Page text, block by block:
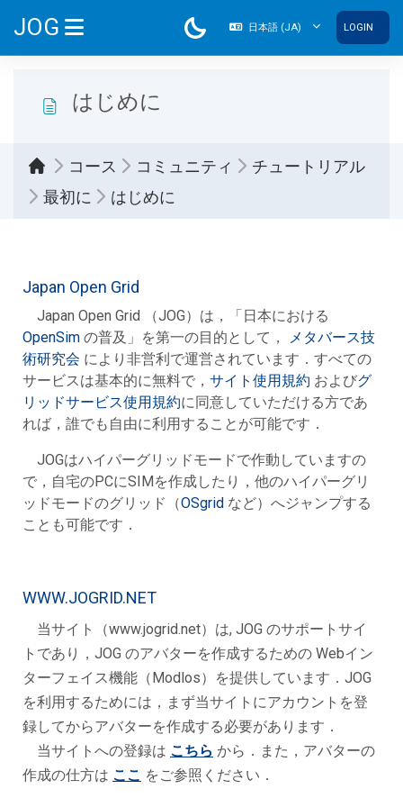
JOG 日本語 ‎(JA)‎ LOGIN
はじめに
コース コミュニティ
チュートリアル
最初に
はじめに
Japan Open Grid
Japan Open Grid （JOG）は，「日本における
OpenSim の普及」を第一の目的として，
メタバース技
術研究会 により非営利で運営されています．すべての
サービスは基本的に無料で， サイト使用規約 およびグ
リッドサービス使用規約に同意していただける方であ
れば，誰でも自由に利用することが可能です．
JOGはハイパーグリッドモードで作動していますの
で，自宅のPCにSIMを作成したり，他のハイパーグリ
ッドモードのグリッド（OSgrid など）へジャンプする
ことも可能です．
WWW.JOGRID.NET
当サイト（www.jogrid.net）は, JOG のサポートサイ
トであり，JOG のアバターを作成するための Webイン
ターフェイス機能（Modlos）を提供しています．JOG
を利用するためには，まず当サイトにアカウントを登
録してからアバターを作成する必要があります．
当サイトへの登録は こちら から．また，アバターの
作成の仕方は ここ をご参照ください．